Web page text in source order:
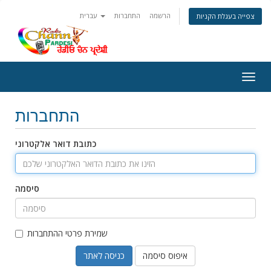
התחברות הרשמה צפייה בעגלת הקניות
התחברות
כתובת דואר אלקטרוני
סיסמה
שמירת פרטי ההתחברות
איפוס סיסמה